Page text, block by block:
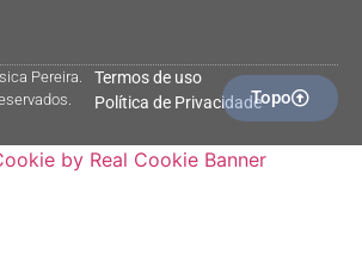
Pereira.
Termos de uso
Política de PrivacidadeTopo
by Real Cookie Banner